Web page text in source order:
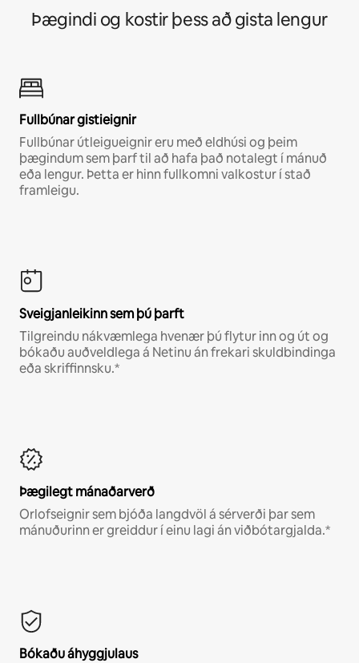
Þægindi og kostir þess að gista lengur
Fullbúnar gistieignir
Fullbúnar útleigueignir eru með eldhúsi og þeim
þægindum sem þarf til að hafa það notalegt í mánuð
eða lengur. Þetta er hinn fullkomni valkostur í stað
framleigu.
Sveigjanleikinn sem þú þarft
Tilgreindu nákvæmlega hvenær þú flytur inn og út og
bókaðu auðveldlega á Netinu án frekari skuldbindinga
eða skriffinnsku.*
Þægilegt mánaðarverð
Orlofseignir sem bjóða langdvöl á sérverði þar sem
mánuðurinn er greiddur í einu lagi án viðbótargjalda.*
Bókaðu áhyggjulaus